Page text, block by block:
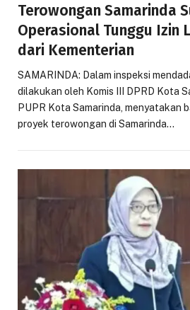
Terowongan Samarinda
Operasional Tunggu Izin
dari Kementerian
SAMARINDA: Dalam inspeksi
dilakukan oleh Komis III DPRD Kota
PUPR Kota Samarinda, menyatakan
proyek terowongan di Samarinda…